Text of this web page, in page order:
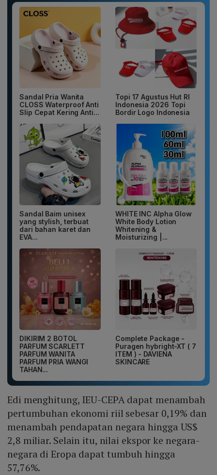
Sandal Pria Wanita
CLOSS Waterproof Anti
Slip Cepat Kering Anti...
Topi 17 Agustus Hut RI
Indonesia 2026 Topi
Bordir Logo Indonesia
Sandal Baim unisex
yang stylish, terbuat
dari bahan karet dan
EVA...
WHITE INC Alpha Glow
White Body Lotion
Whitening &
Moisturizing |...
DIKIRIM 2 BOTOL
PARFUM SCARLETT
PARFUM WANITA
PARFUM PRIA WANGI
TAHAN...
Complete Package -
Puragen hybright-XT ( 7
ITEM ) - DAVIENA
SKINCARE
Edi menghitung, IEU-CEPA dapat menambah
pertumbuhan ekonomi riil sebesar 0,19% dan
menambah pendapatan negara hingga US$
2,8 miliar. Selain itu, nilai ekspor ke negara-
negara di Eropa dapat tumbuh hingga
57,76%.